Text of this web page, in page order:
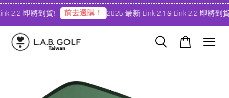
2.2 即將到貨! 前去選購！ 2026 最新 Link 2.1 & Link 2.2 即將到貨!